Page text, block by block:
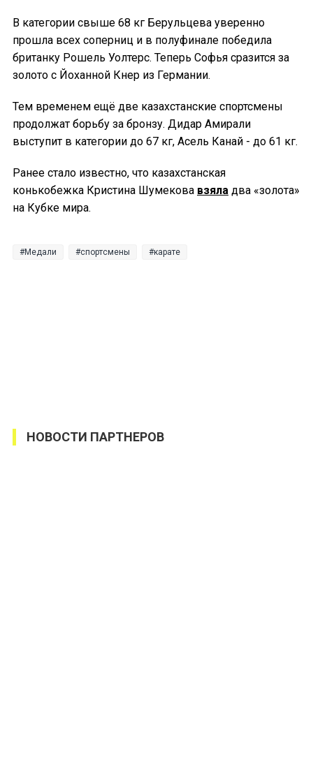
В категории свыше 68 кг Берульцева уверенно
прошла всех соперниц и в полуфинале победила
британку Рошель Уолтерс. Теперь Софья сразится за
золото с Йоханной Кнер из Германии.
Тем временем ещё две казахстанские спортсмены
продолжат борьбу за бронзу. Дидар Амирали
выступит в категории до 67 кг, Асель Канай - до 61 кг.
Ранее стало известно, что казахстанская
конькобежка Кристина Шумекова взяла два «золота»
на Кубке мира.
Медали спортсмены карате
НОВОСТИ ПАРТНЕРОВ